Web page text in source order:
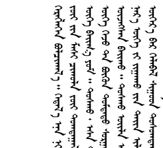
                                            